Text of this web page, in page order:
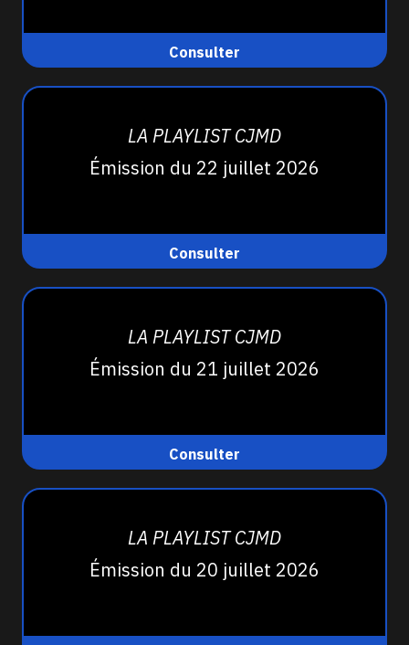
Consulter
LA PLAYLIST CJMD
Émission du 22 juillet 2026
Consulter
LA PLAYLIST CJMD
Émission du 21 juillet 2026
Consulter
LA PLAYLIST CJMD
Émission du 20 juillet 2026